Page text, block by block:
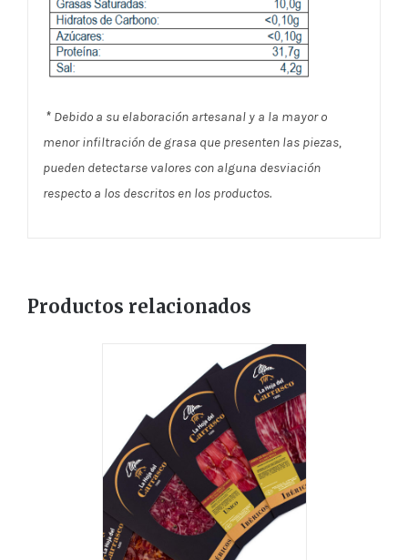
*Debido a su elaboración artesanal y a la mayor o
menor infiltración de grasa que presenten las piezas,
pueden detectarse valores con alguna desviación
respecto a los descritos en los productos.
Productos relacionados